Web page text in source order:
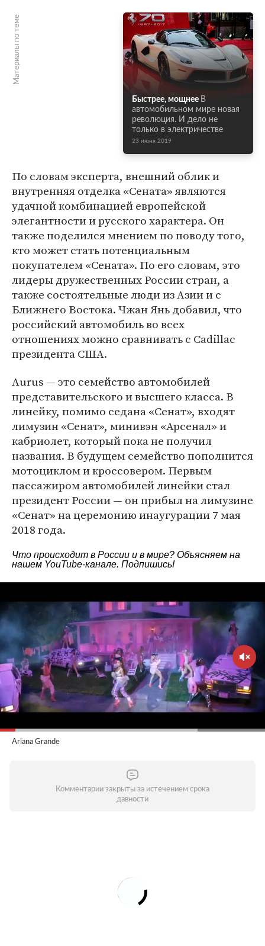
Материалы по теме
Быстрее, мощнее В
автомобильном мире новая
революция. И дело не
только в электричестве
23 июня 2019
По словам эксперта, внешний облик и
внутренняя отделка «Сената» являются
удачной комбинацией европейской
элегантности и русского характера. Он
также поделился мнением по поводу того,
кто может стать потенциальным
покупателем «Сената». По его словам, это
лидеры дружественных России стран, а
также состоятельные люди из Азии и с
Ближнего Востока. Чжан Янь добавил, что
российский автомобиль во всех
отношениях можно сравнивать с Cadillac
президента США.
Aurus — это семейство автомобилей
представительского и высшего класса. В
линейку, помимо седана «Сенат», входят
лимузин «Сенат», минивэн «Арсенал» и
кабриолет, который пока не получил
названия. В будущем семейство пополнится
мотоциклом и кроссовером. Первым
пассажиром автомобилей линейки стал
президент России — он прибыл на лимузине
«Сенат» на церемонию инаугурации 7 мая
2018 года.
Что происходит в России и в мире? Объясняем на
нашем YouTube-канале. Подпишись!
Ariana Grande
Комментарии закрыты за истечением срока
давности